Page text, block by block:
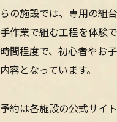
らの施設では、専用の組
手作業で組む工程を体験
時間程度で、初心者やお
内容となっています。
予約は各施設の公式サイ